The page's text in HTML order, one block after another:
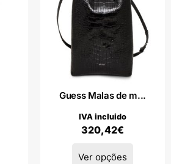
Guess Malas de m...
320,42€
IVA incluido
Ver opções